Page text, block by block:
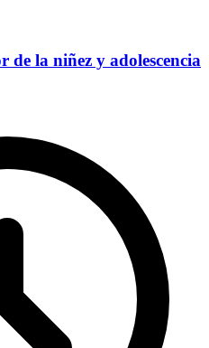
la niñez y adolescencia